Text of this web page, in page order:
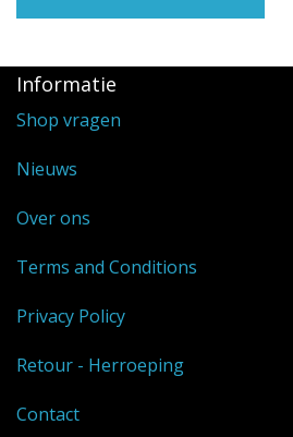
Informatie
Shop vragen
Nieuws
Over ons
Terms and Conditions
Privacy Policy
Retour - Herroeping
Contact